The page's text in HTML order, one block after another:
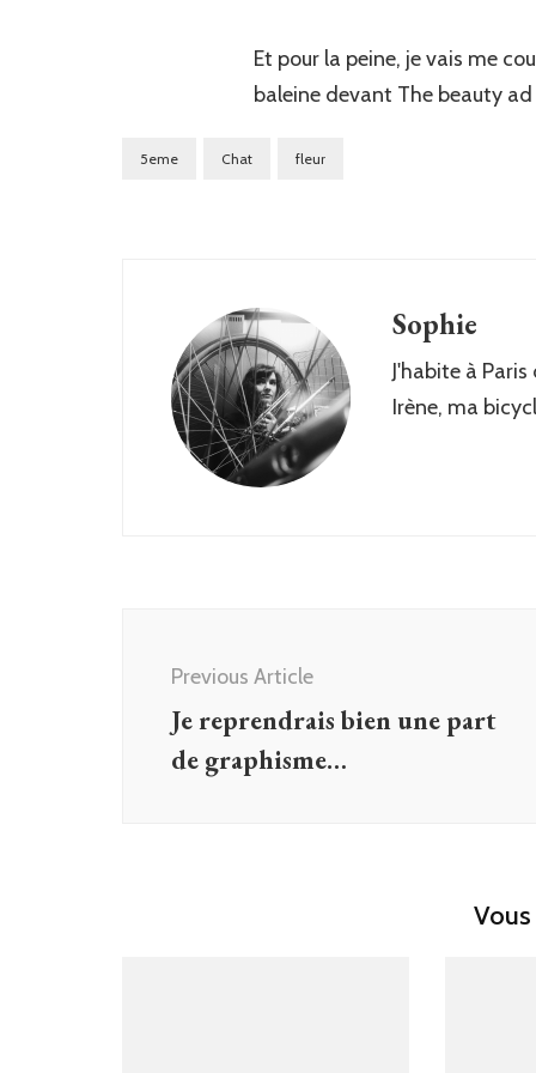
Et pour la peine, je vais me
baleine devant The beauty ad
5eme Chat fleur
Sophie
J'habite à
Irène, ma
Navigation
Previous Article
Je reprendrais bien une part
de graphisme…
Vous